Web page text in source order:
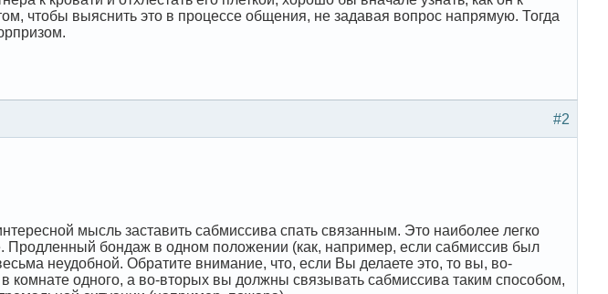
чтобы выяснить это в процессе общения, не задавая вопрос напрямую. Тогда
#2
мысль заставить сабмиссива спать связанным. Это наиболее легко
Продленный бондаж в одном положении (как, например, если сабмиссив был
неудобной. Обратите внимание, что, если Вы делаете это, то вы, во-
комнате одного, а во-вторых вы должны связывать сабмиссива таким способом,